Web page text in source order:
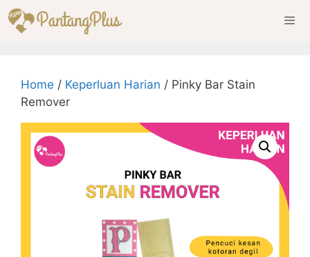
Skip
to
Home / Keperluan Harian / Pinky Bar Stain
Remover